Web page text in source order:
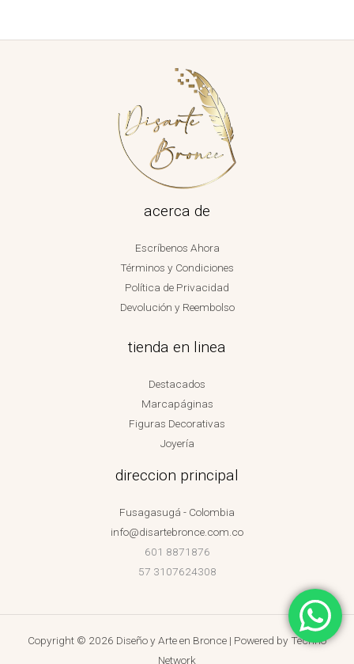
acerca de
Escríbenos Ahora
Términos y Condiciones
Política de Privacidad
Devolución y Reembolso
tienda en linea
Destacados
Marcapáginas
Figuras Decorativas
Joyería
direccion principal
Fusagasugá - Colombia
info@disartebronce.com.co
601 8871876
57 3107624308
Copyright © 2026 Diseño y Arte en Bronce | Powered by Techno
Network